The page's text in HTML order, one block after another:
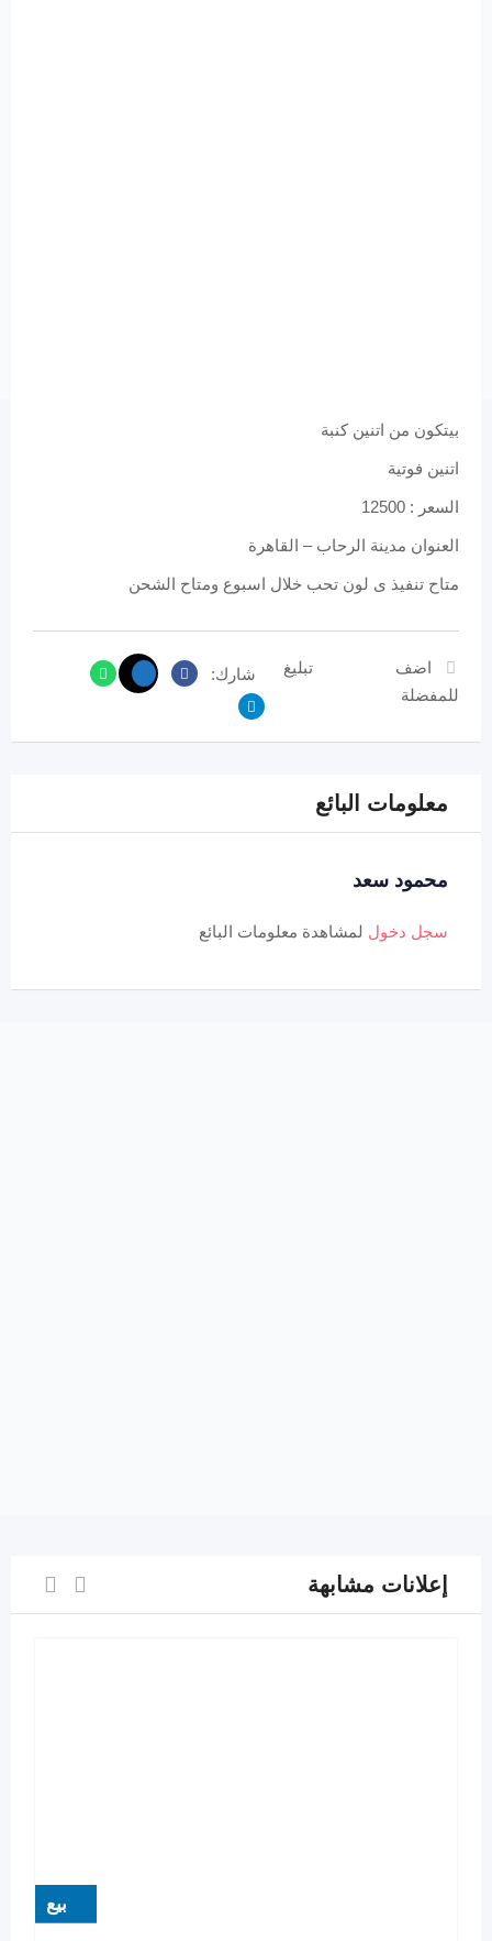
بيتكون من اتنين كنبة
اتنين فوتية
السعر : 12500
العنوان مدينة الرحاب – القاهرة
متاح تنفيذ ى لون تحب خلال اسبوع ومتاح الشحن
اضف
للمفضلة
تبليغ شارك:
معلومات البائع
محمود سعد
سجل دخول لمشاهدة معلومات البائع
إعلانات مشابهة
بيع